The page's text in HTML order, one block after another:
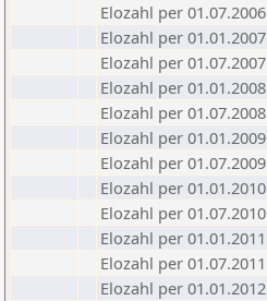
Elozahl per 01.07.2006
Elozahl per 01.01.2007
Elozahl per 01.07.2007
Elozahl per 01.01.2008
Elozahl per 01.07.2008
Elozahl per 01.01.2009
Elozahl per 01.07.2009
Elozahl per 01.01.2010
Elozahl per 01.07.2010
Elozahl per 01.01.2011
Elozahl per 01.07.2011
Elozahl per 01.01.2012